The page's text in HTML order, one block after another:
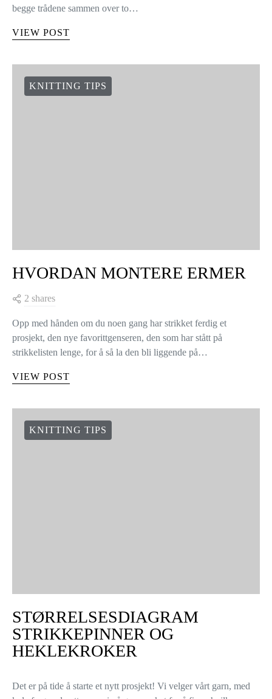
begge trådene sammen over to…
VIEW POST
KNITTING TIPS
HVORDAN MONTERE ERMER
2 shares
Opp med hånden om du noen gang har strikket ferdig et
prosjekt, den nye favorittgenseren, den som har stått på
strikkelisten lenge, for å så la den bli liggende på…
VIEW POST
KNITTING TIPS
STØRRELSESDIAGRAM
STRIKKEPINNER OG
HEKLEKROKER
Det er på tide å starte et nytt prosjekt! Vi velger vårt garn, med